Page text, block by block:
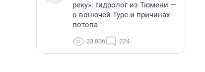
реку»: гидролог из Тюмени —
о вонючей Туре и причинах
потопа
23 836 224